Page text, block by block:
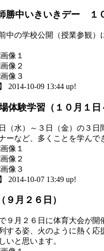
中いきいきデー １
中の学校公開（授業参観
2014-10-09 13:44 up!
体験学習（１０月１日
（水）～３日（金）の３日
ーなど、多くことを学ん
2014-10-07 13:49 up!
９月２６日）
９月２６日に体育大会が開
する姿、火のように熱く
いと思います。